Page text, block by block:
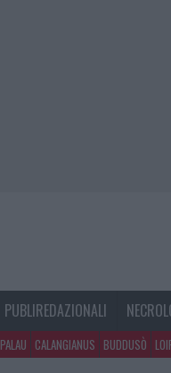
PUBLIREDAZIONALI
PALAU CALANGIANUS BUDDUSÒ